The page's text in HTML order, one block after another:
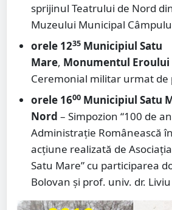
sprijinul Teatrului de Nord
Muzeului Municipal
orele 1235 Municipiul Satu
Mare, Monumentul Eroului
Ceremonial militar urmat
orele 1600 Municipiul Satu
Nord – Simpozion “100 de
Administrație Românească
acțiune realizată de
Satu Mare” cu participarea
Bolovan și prof. univ. dr.